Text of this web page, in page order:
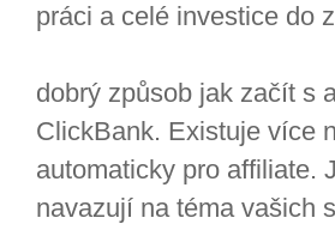
práci a celé investice do
dobrý způsob jak začít s
ClickBank. Existuje více
automaticky pro affiliate.
navazují na téma vašich